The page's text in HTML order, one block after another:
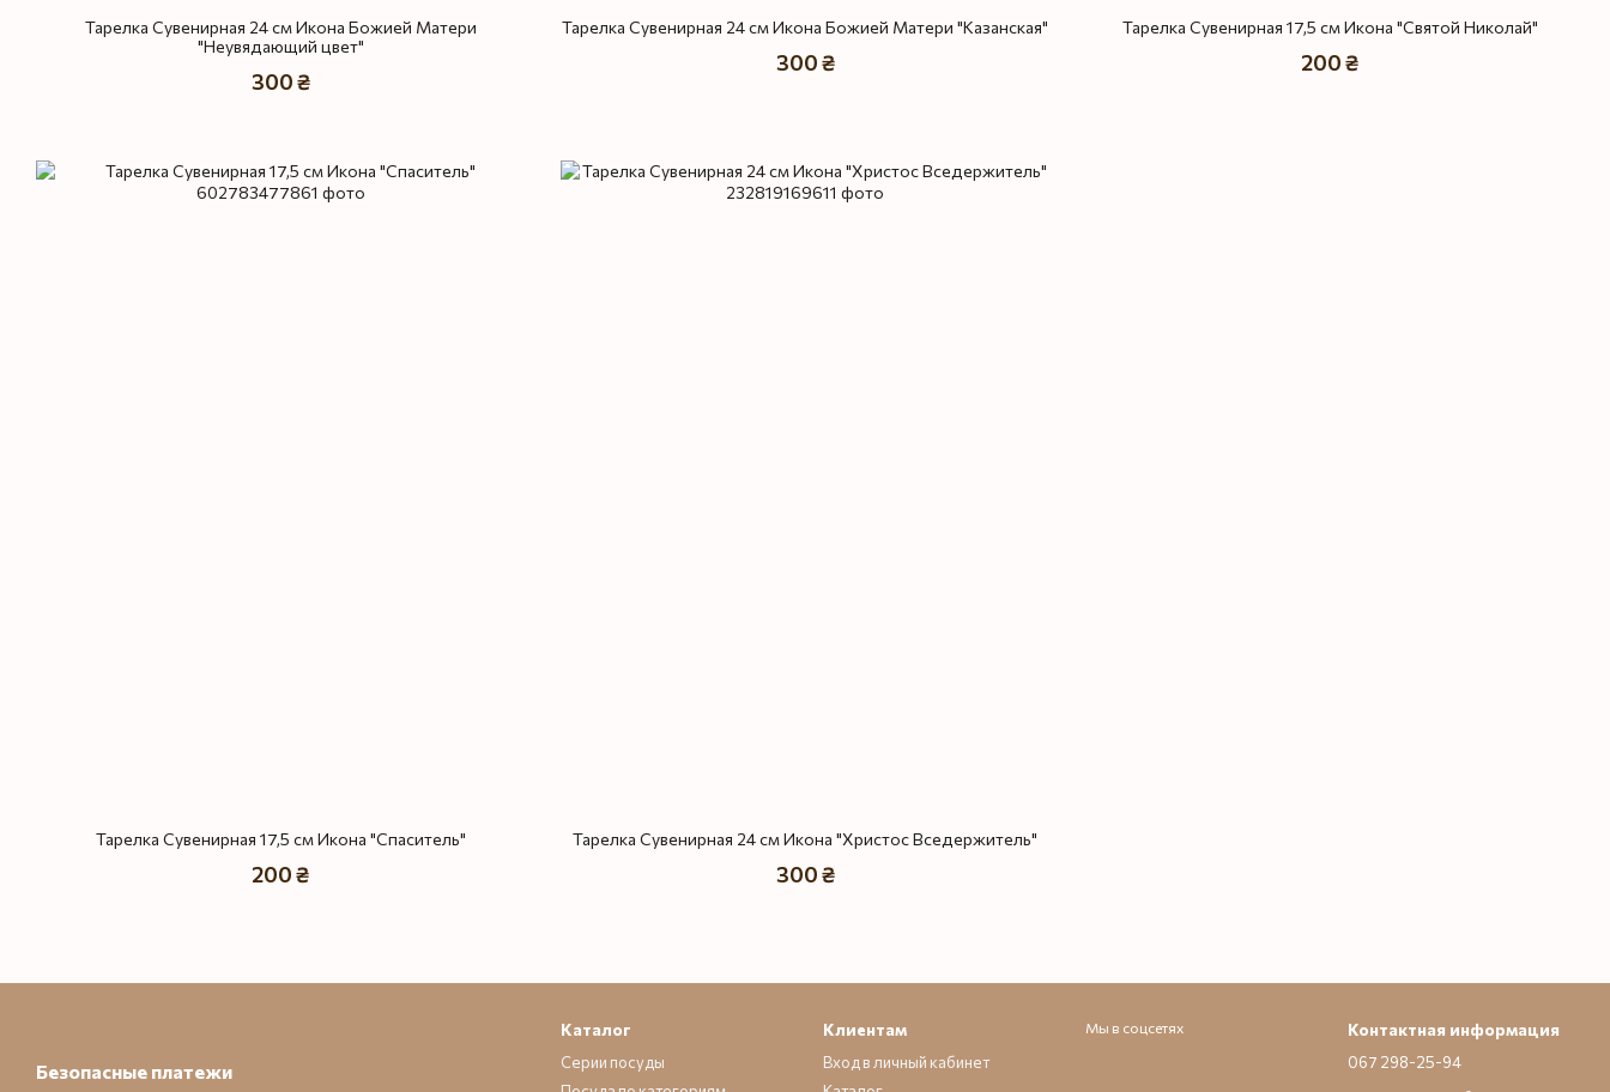
Тарелка Сувенирная 24 см Икона Божией Матери
"Неувядающий цвет"
300 ₴
Тарелка Сувенирная 24 см Икона Божией Матери "Казанская"
300 ₴
Тарелка Сувенирная 17,5 см Икона "Святой Николай"
200 ₴
Тарелка Сувенирная 17,5 см Икона "Спаситель"
200 ₴
Тарелка Сувенирная 24 см Икона "Христос Вседержитель"
300 ₴
Безопасные платежи
Каталог
Серии посуды
Клиентам
Вход в личный кабинет
Мы в соцсетях Контактная информация
067 298-25-94